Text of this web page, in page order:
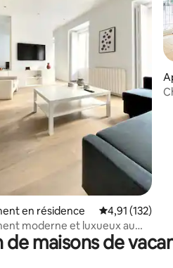
base de 239 commentaires :
en résidence Évaluation
4,91 (132)
moderne et luxueux au
de maisons de